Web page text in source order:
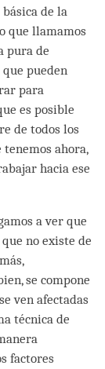
de la
que llamamos
pura de
pueden
para
es posible
de todos los
ahora,
hacia ese
a ver que
no existe de
se compone
ven afectadas
técnica de
factores